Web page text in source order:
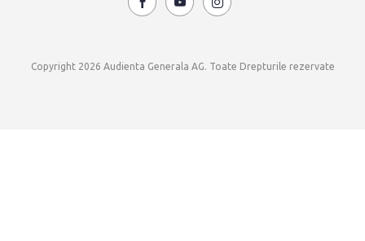
Copyright 2026 Audienta Generala AG. Toate Drepturile rezervate